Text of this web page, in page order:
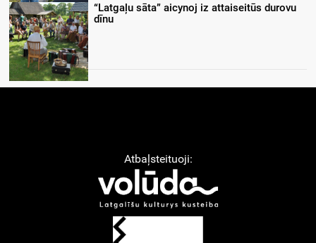
“Latgaļu sāta” aicynoj iz attaiseitūs durovu
dīnu
Atbaļsteituoji: